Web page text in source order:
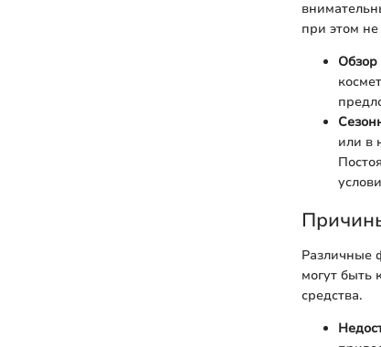
при этом не
Обзор
или в
Различные
могут быть
средства.